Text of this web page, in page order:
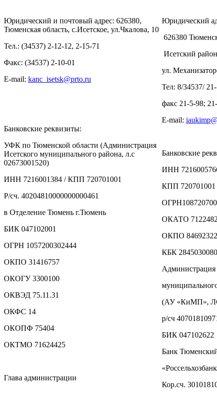
Юридический и почтовый адрес: 626380,
Тюменская область, с.Исетское, ул.Чкалова, 10
Тел.: (34537) 2-12-12, 2-15-71
Факс: (34537) 2-10-01
E-mail: kanc_isetsk​@​prto.ru
Банковские реквизиты:
УФК по Тюменской области (Администрация
Исетского муниципального района, л.с
02673001520)
ИНН 7216001384 / КПП 720701001
Р/сч. 40204810000000000461
в Отделение Тюмень г.Тюмень
БИК 047102001
ОГРН 1057200302444
ОКПО 31416757
ОКОГУ 3300100
ОКВЭД 75.11.31
ОКФС 14
ОКОПФ 75404
ОКТМО 71624425
Глава администрации
Юридический
626380
Исетский
ул.
Тел: 8/34537/
факс 21-5-98;
E-mail: iaukimp​
Банковские
ИНН
КПП 720701001
ОКАТО
ОКПО 84692322
КБК
Администрация
(АУ «КиМП»,
р/сч
БИК 047102622
Банк
Кор.сч.